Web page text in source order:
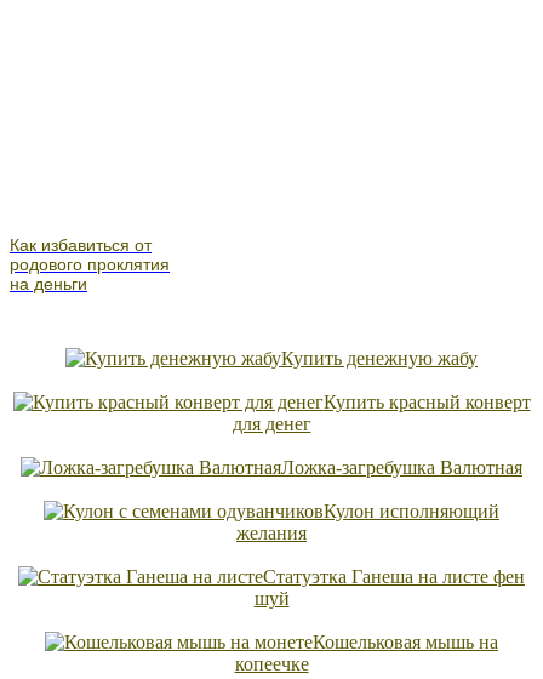
Как избавиться от
родового проклятия
на деньги
Купить денежную жабу
Купить красный конверт
для денег
Ложка-загребушка Валютная
Кулон исполняющий
желания
Статуэтка Ганеша на листе фен
шуй
Кошельковая мышь на
копеечке